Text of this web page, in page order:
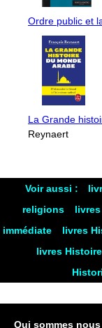
Ordre public et
La Grande
Reynaert
Voir aussi :
religions
immédiate
livres
livres
Qui sommes nous